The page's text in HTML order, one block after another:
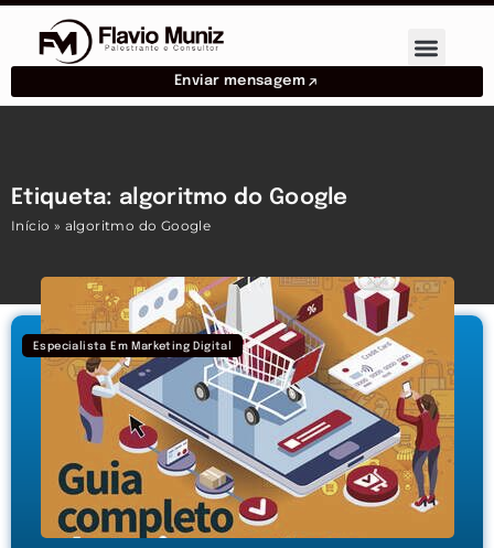
Enviar mensagem
Etiqueta: algoritmo do Google
Início » algoritmo do Google
Especialista Em Marketing Digital